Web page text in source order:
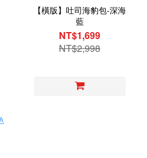
【橫版】吐司海豹包-深海
藍
NT$1,699
NT$2,998